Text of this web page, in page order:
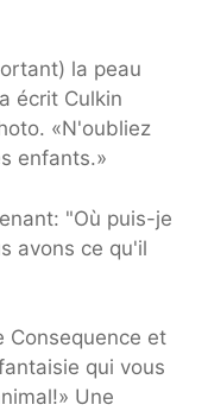
la peau
écrit Culkin
«N'oubliez
enfants.»
"Où puis-je
avons ce qu'il
Consequence et
qui vous
Une